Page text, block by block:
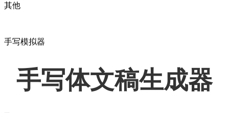
其他
手写模拟器
手写体文稿生成器